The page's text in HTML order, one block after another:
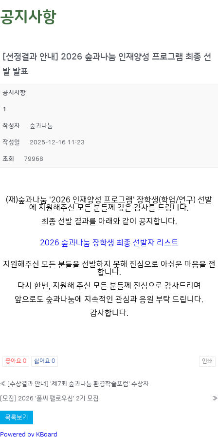
공지사항
[선정결과 안내] 2026 숲과나눔 인재양성 프로그램 최종 선
발 발표
공지사항
1
작성자 숲과나눔
작성일 2025-12-16 11:23
조회 79968
(재)숲과나눔 '2026 인재양성 프로그램' 장학생(학업/연구) 선발
에 지원해주신 모든 분들께 깊은 감사를 드립니다.
최종 선발 결과를 아래와 같이 공지합니다.
2026 숲과나눔 장학생 최종 선발자 리스트
지원해주신 모든 분들을 선발하지 못해 진심으로 아쉬운 마음을 전
합니다.
다시 한번, 지원해 주신 모든 분들께 진심으로 감사드리며
앞으로도 숲과나눔에 지속적인 관심과 응원 부탁 드립니다.
감사합니다.
좋아요 0 싫어요 0 인쇄
« [수상결과 안내] '제7회 숲과나눔 환경학술포럼' 수상자
[모집] 2026 '풀씨 펠로우십' 2기 모집 »
목록보기
Powered by KBoard